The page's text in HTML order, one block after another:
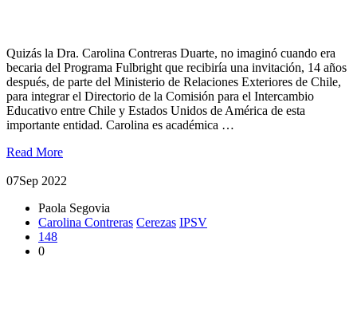
Quizás la Dra. Carolina Contreras Duarte, no imaginó cuando era
becaria del Programa Fulbright que recibiría una invitación, 14 años
después, de parte del Ministerio de Relaciones Exteriores de Chile,
para integrar el Directorio de la Comisión para el Intercambio
Educativo entre Chile y Estados Unidos de América de esta
importante entidad. Carolina es académica …
Read More
07Sep 2022
Paola Segovia
Carolina Contreras Cerezas IPSV
148
0